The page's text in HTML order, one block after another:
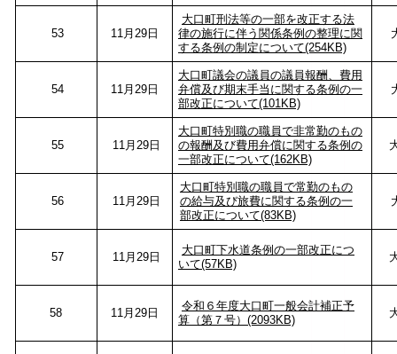
53 11月29日
大口町刑法等の一部を改正する法
律の施行に伴う関係条例の整理に関
する条例の制定について(254KB)
54 11月29日
大口町議会の議員の議員報酬、費用
弁償及び期末手当に関する条例の一
部改正について(101KB)
55 11月29日
大口町特別職の職員で非常勤のもの
の報酬及び費用弁償に関する条例の
一部改正について(162KB)
56 11月29日
大口町特別職の職員で常勤のもの
の給与及び旅費に関する条例の一
部改正について(83KB)
57 11月29日
大口町下水道条例の一部改正につ
いて(57KB)
58 11月29日
令和６年度大口町一般会計補正予
算（第７号）(2093KB)